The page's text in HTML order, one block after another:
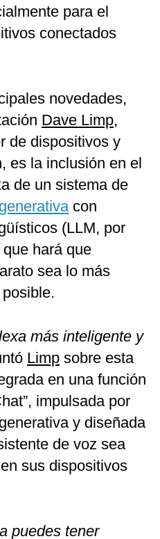
para el
conectados
novedades,
Dave Limp,
de dispositivos y
es la inclusión en el
de un sistema de
con
(LLM, por
hará que
sea lo más
posible.
más inteligente y
Limp sobre esta
en una función
impulsada por
y diseñada
de voz sea
sus dispositivos
puedes tener